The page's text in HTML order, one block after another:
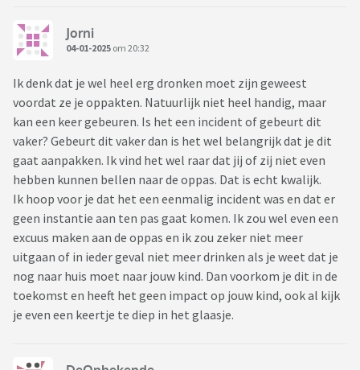
Jorni
04-01-2025 om 20:32
Ik denk dat je wel heel erg dronken moet zijn geweest
voordat ze je oppakten. Natuurlijk niet heel handig, maar
kan een keer gebeuren. Is het een incident of gebeurt dit
vaker? Gebeurt dit vaker dan is het wel belangrijk dat je dit
gaat aanpakken. Ik vind het wel raar dat jij of zij niet even
hebben kunnen bellen naar de oppas. Dat is echt kwalijk.
Ik hoop voor je dat het een eenmalig incident was en dat er
geen instantie aan ten pas gaat komen. Ik zou wel even een
excuus maken aan de oppas en ik zou zeker niet meer
uitgaan of in ieder geval niet meer drinken als je weet dat je
nog naar huis moet naar jouw kind. Dan voorkom je dit in de
toekomst en heeft het geen impact op jouw kind, ook al kijk
je even een keertje te diep in het glaasje.